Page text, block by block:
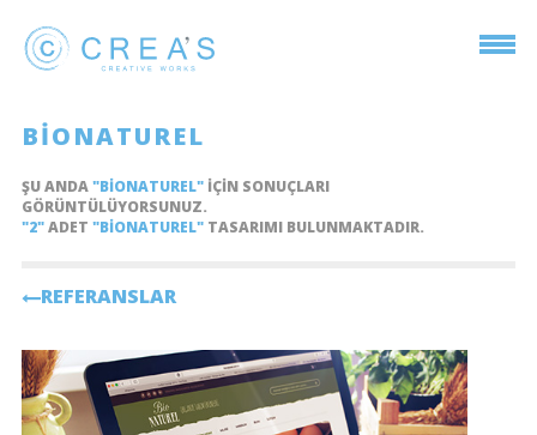
BIONATUREL
ŞU ANDA"BIONATUREL"IÇIN SONUÇLARI
GÖRÜNTÜLÜYORSUNUZ.
"2"ADET "BIONATUREL"TASARIMI BULUNMAKTADIR.
REFERANSLAR